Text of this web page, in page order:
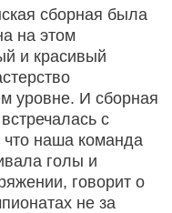
сборная была
на этом
и красивый
уровне. И сборная
с
наша команда
голы и
говорит о
не за